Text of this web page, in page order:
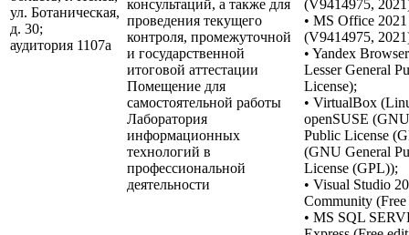
ул. Ботаническая,
д. 30;
аудитория 1107a
консультаций, а также для
проведения текущего
контроля, промежуточной
и государственной
итоговой аттестации
Помещение для
самостоятельной работы
Лаборатория
информационных
технологий в
профессиональной
деятельности
(V9414975,
• MS Office 2021
(V9414975,
• Yandex
Lesser General
License);
• VirtualBox
openSUSE
Public License
(GNU General
License (GPL));
• Visual Studio
Community
• MS SQL